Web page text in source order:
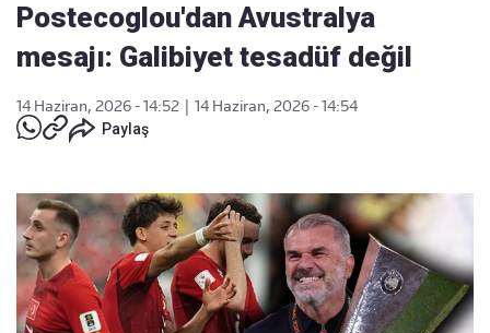
Postecoglou'dan Avustralya
mesajı: Galibiyet tesadüf değil
14 Haziran, 2026 - 14:52
14 Haziran, 2026 - 14:54
Paylaş